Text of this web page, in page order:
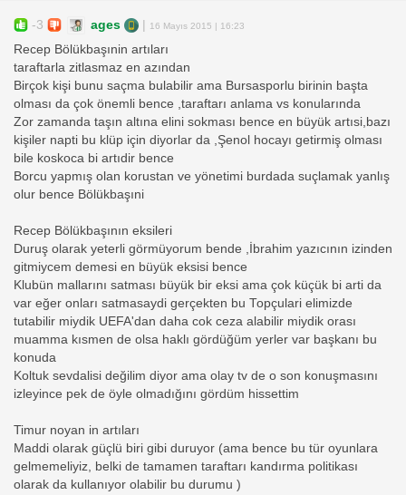
-3 ages 16 Mayıs 2015 | 16:23
Recep Bölükbaşınin artıları
taraftarla zitlasmaz en azından
Birçok kişi bunu saçma bulabilir ama Bursasporlu birinin başta
olması da çok önemli bence ,taraftarı anlama vs konularında
Zor zamanda taşın altına elini sokması bence en büyük artısi,bazı
kişiler napti bu klüp için diyorlar da ,Şenol hocayı getirmiş olması
bile koskoca bi artıdir bence
Borcu yapmış olan korustan ve yönetimi burdada suçlamak yanlış
olur bence Bölükbaşıni
Recep Bölükbaşının eksileri
Duruş olarak yeterli görmüyorum bende ,İbrahim yazıcının izinden
gitmiycem demesi en büyük eksisi bence
Klubün mallarını satması büyük bir eksi ama çok küçük bi arti da
var eğer onları satmasaydi gerçekten bu Topçulari elimizde
tutabilir miydik UEFA'dan daha cok ceza alabilir miydik orası
muamma kısmen de olsa haklı gördüğüm yerler var başkanı bu
konuda
Koltuk sevdalisi değilim diyor ama olay tv de o son konuşmasını
izleyince pek de öyle olmadığını gördüm hissettim
Timur noyan in artıları
Maddi olarak güçlü biri gibi duruyor (ama bence bu tür oyunlara
gelmemeliyiz, belki de tamamen taraftarı kandırma politikası
olarak da kullanıyor olabilir bu durumu )